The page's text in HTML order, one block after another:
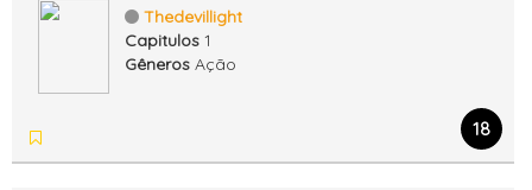
Thedevillight
Capitulos 1
Gêneros Ação
18